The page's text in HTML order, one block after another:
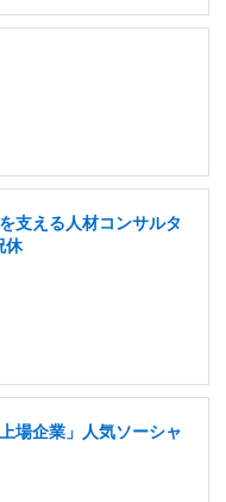
支える人材コンサルタ
休
場企業」人気ソーシャ